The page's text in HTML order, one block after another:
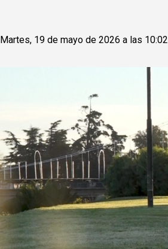
Martes, 19 de mayo de 2026 a las 10:02